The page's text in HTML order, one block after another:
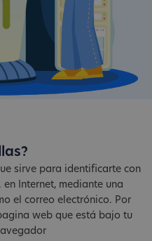
sirve para identificarte con
en Internet, mediante una
el correo electrónico. Por
web que está bajo tu